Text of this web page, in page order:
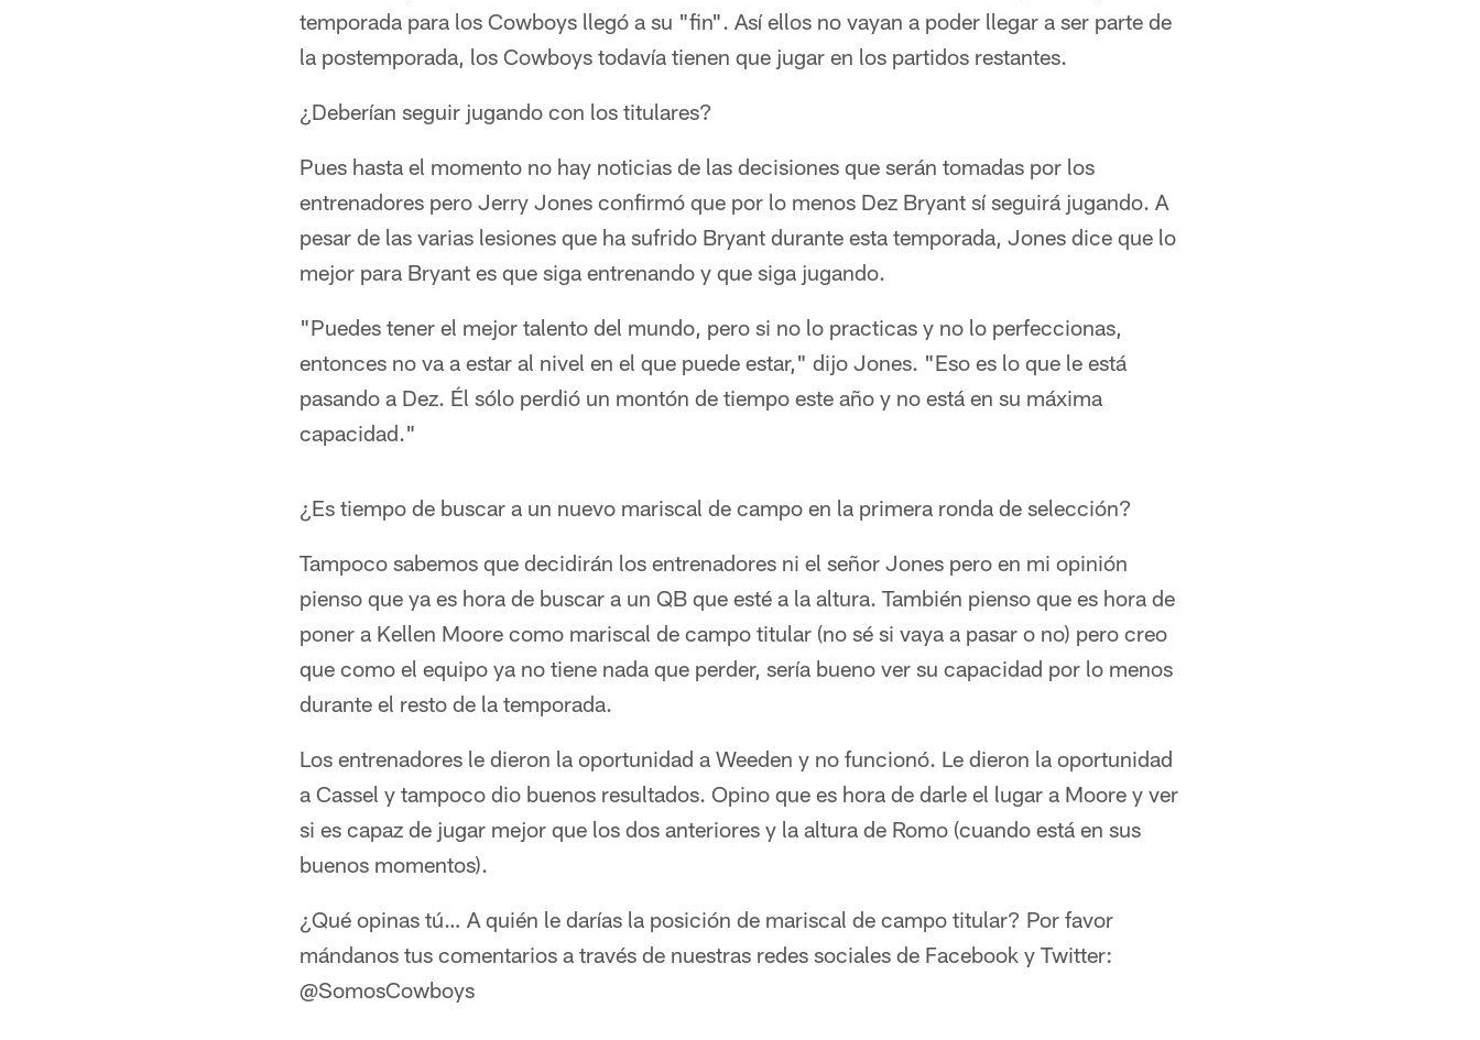
temporada para los Cowboys llegó a su "fin". Así ellos no vayan a poder llegar a ser parte de
la postemporada, los Cowboys todavía tienen que jugar en los partidos restantes.
¿Deberían seguir jugando con los titulares?
Pues hasta el momento no hay noticias de las decisiones que serán tomadas por los
entrenadores pero Jerry Jones confirmó que por lo menos Dez Bryant sí seguirá jugando. A
pesar de las varias lesiones que ha sufrido Bryant durante esta temporada, Jones dice que lo
mejor para Bryant es que siga entrenando y que siga jugando.
"Puedes tener el mejor talento del mundo, pero si no lo practicas y no lo perfeccionas,
entonces no va a estar al nivel en el que puede estar," dijo Jones. "Eso es lo que le está
pasando a Dez. Él sólo perdió un montón de tiempo este año y no está en su máxima
capacidad."
¿Es tiempo de buscar a un nuevo mariscal de campo en la primera ronda de selección?
Tampoco sabemos que decidirán los entrenadores ni el señor Jones pero en mi opinión
pienso que ya es hora de buscar a un QB que esté a la altura. También pienso que es hora de
poner a Kellen Moore como mariscal de campo titular (no sé si vaya a pasar o no) pero creo
que como el equipo ya no tiene nada que perder, sería bueno ver su capacidad por lo menos
durante el resto de la temporada.
Los entrenadores le dieron la oportunidad a Weeden y no funcionó. Le dieron la oportunidad
a Cassel y tampoco dio buenos resultados. Opino que es hora de darle el lugar a Moore y ver
si es capaz de jugar mejor que los dos anteriores y la altura de Romo (cuando está en sus
buenos momentos).
¿Qué opinas tú… A quién le darías la posición de mariscal de campo titular? Por favor
mándanos tus comentarios a través de nuestras redes sociales de Facebook y Twitter:
@SomosCowboys